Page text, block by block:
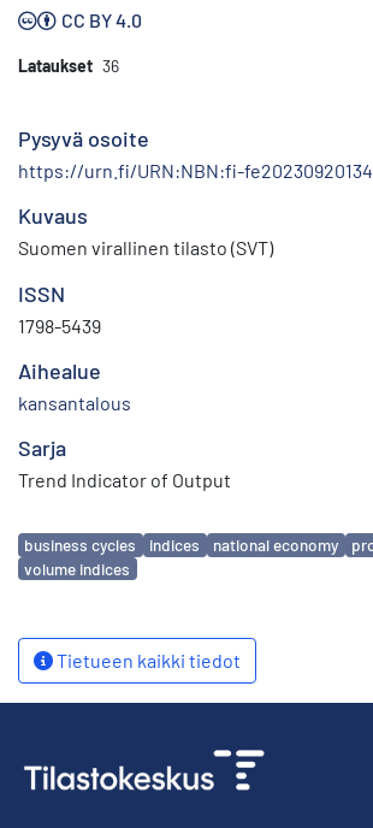
CC BY 4.0
Lataukset 36
Pysyvä osoite
https://urn.fi/URN:NBN:fi-
Kuvaus
Suomen virallinen tilasto (SVT)
ISSN
1798-5439
Aihealue
kansantalous
Sarja
Trend Indicator of Output
Avainsanat
business cycles indices national economy
volume indices
Tietueen kaikki tiedot